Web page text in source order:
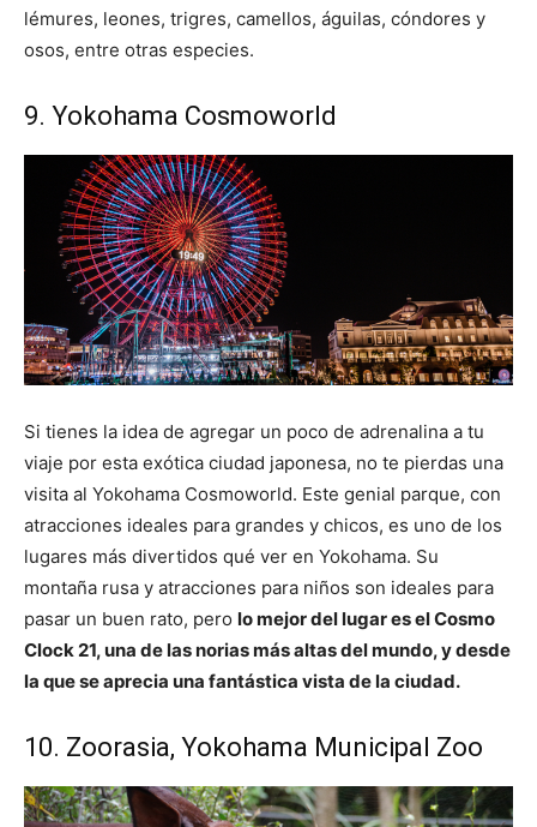
lémures, leones, trigres, camellos, águilas, cóndores y
osos, entre otras especies.
9. Yokohama Cosmoworld
Si tienes la idea de agregar un poco de adrenalina a tu
viaje por esta exótica ciudad japonesa, no te pierdas una
visita al Yokohama Cosmoworld. Este genial parque, con
atracciones ideales para grandes y chicos, es uno de los
lugares más divertidos qué ver en Yokohama. Su
montaña rusa y atracciones para niños son ideales para
pasar un buen rato, pero lo mejor del lugar es el Cosmo
Clock 21, una de las norias más altas del mundo, y desde
la que se aprecia una fantástica vista de la ciudad.
10. Zoorasia, Yokohama Municipal Zoo